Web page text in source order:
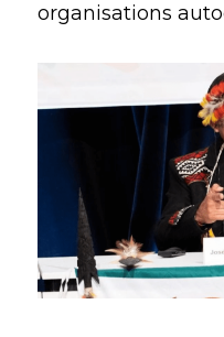
organisations